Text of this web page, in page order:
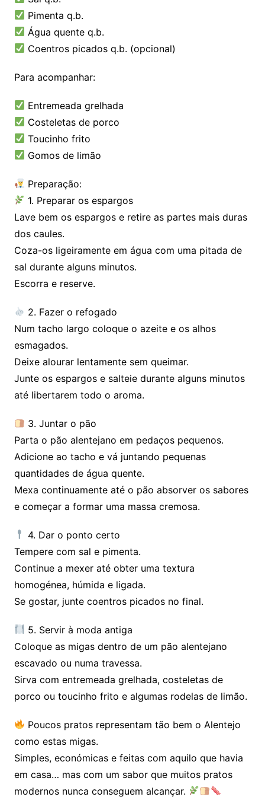
Pimenta q.b.
Água quente q.b.
Coentros picados q.b. (opcional)
Para acompanhar:
Entremeada grelhada
Costeletas de porco
Toucinho frito
Gomos de limão
Preparação:
1. Preparar os espargos
Lave bem os espargos e retire as partes mais duras
dos caules.
Coza-os ligeiramente em água com uma pitada de
sal durante alguns minutos.
Escorra e reserve.
2. Fazer o refogado
Num tacho largo coloque o azeite e os alhos
esmagados.
Deixe alourar lentamente sem queimar.
Junte os espargos e salteie durante alguns minutos
até libertarem todo o aroma.
3. Juntar o pão
Parta o pão alentejano em pedaços pequenos.
Adicione ao tacho e vá juntando pequenas
quantidades de água quente.
Mexa continuamente até o pão absorver os sabores
e começar a formar uma massa cremosa.
4. Dar o ponto certo
Tempere com sal e pimenta.
Continue a mexer até obter uma textura
homogénea, húmida e ligada.
Se gostar, junte coentros picados no final.
5. Servir à moda antiga
Coloque as migas dentro de um pão alentejano
escavado ou numa travessa.
Sirva com entremeada grelhada, costeletas de
porco ou toucinho frito e algumas rodelas de limão.
Poucos pratos representam tão bem o Alentejo
como estas migas.
Simples, económicas e feitas com aquilo que havia
em casa… mas com um sabor que muitos pratos
modernos nunca conseguem alcançar.